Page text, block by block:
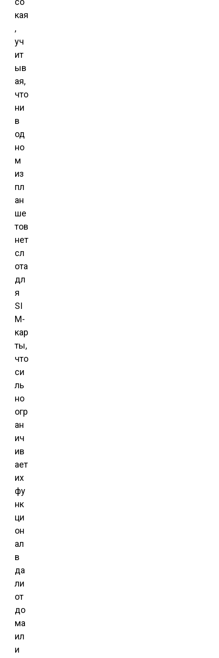
кая
,
уч
ит
ыв
ая,
что
ни
в
од
но
м
из
пл
ан
ше
тов
нет
сл
ота
дл
я
SI
M-
кар
ты,
что
си
ль
но
огр
ан
ич
ив
ает
их
фу
нк
ци
он
ал
в
да
ли
от
до
ма
ил
и